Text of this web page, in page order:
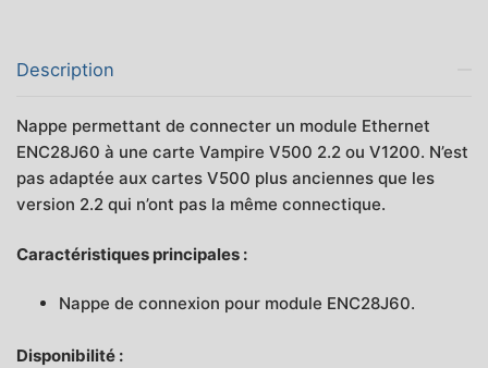
Description
Nappe permettant de connecter un module Ethernet
ENC28J60 à une carte Vampire V500 2.2 ou V1200. N’est
pas adaptée aux cartes V500 plus anciennes que les
version 2.2 qui n’ont pas la même connectique.
Caractéristiques principales :
Nappe de connexion pour module ENC28J60.
Disponibilité :